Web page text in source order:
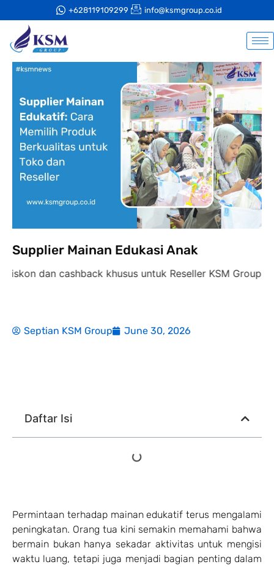
+628119109299 info@ksmgroup.co.id
Supplier Mainan Edukasi Anak
khusus untuk Reseller KSM Group,diskon 35%
Septian KSM Group June 30, 2026
Daftar Isi
Permintaan terhadap mainan edukatif terus mengalami
peningkatan. Orang tua kini semakin memahami bahwa
bermain bukan hanya sekadar aktivitas untuk mengisi
waktu luang, tetapi juga menjadi bagian penting dalam